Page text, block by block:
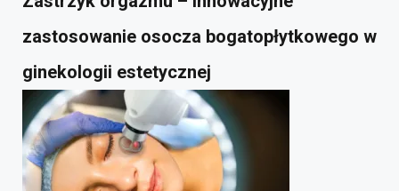
zastosowanie osocza bogatopłytkowego w
ginekologii estetycznej